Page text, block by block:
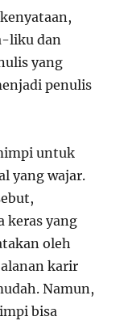
liku dan
yang
penulis
untuk
yang wajar.
keras yang
oleh
karir
Namun,
bisa